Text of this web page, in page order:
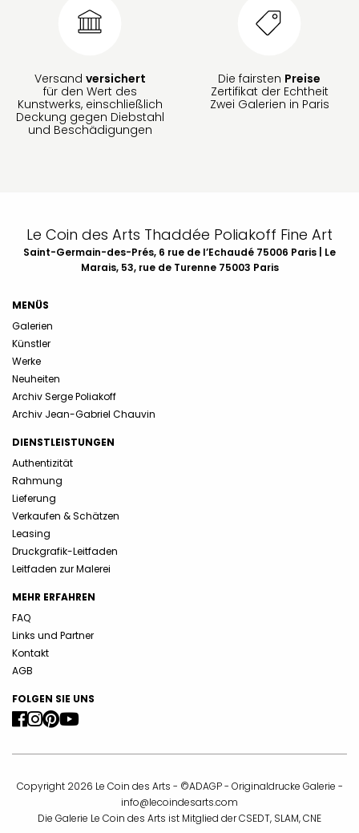
Versand versichert
für den Wert des
Kunstwerks, einschließlich
Deckung gegen Diebstahl
und Beschädigungen
Die fairsten Preise
Zertifikat der Echtheit
Zwei Galerien in Paris
Le Coin des Arts Thaddée Poliakoff Fine Art
Saint-Germain-des-Prés, 6 rue de l’Echaudé 75006 Paris | Le
Marais, 53, rue de Turenne 75003 Paris
MENÜS
Galerien
Künstler
Werke
Neuheiten
Archiv Serge Poliakoff
Archiv Jean-Gabriel Chauvin
DIENSTLEISTUNGEN
Authentizität
Rahmung
Lieferung
Verkaufen & Schätzen
Leasing
Druckgrafik-Leitfaden
Leitfaden zur Malerei
MEHR ERFAHREN
FAQ
Links und Partner
Kontakt
AGB
FOLGEN SIE UNS
Copyright 2026 Le Coin des Arts - ©ADAGP - Originaldrucke Galerie -
info@lecoindesarts.com
Die Galerie Le Coin des Arts ist Mitglied der CSEDT, SLAM, CNE